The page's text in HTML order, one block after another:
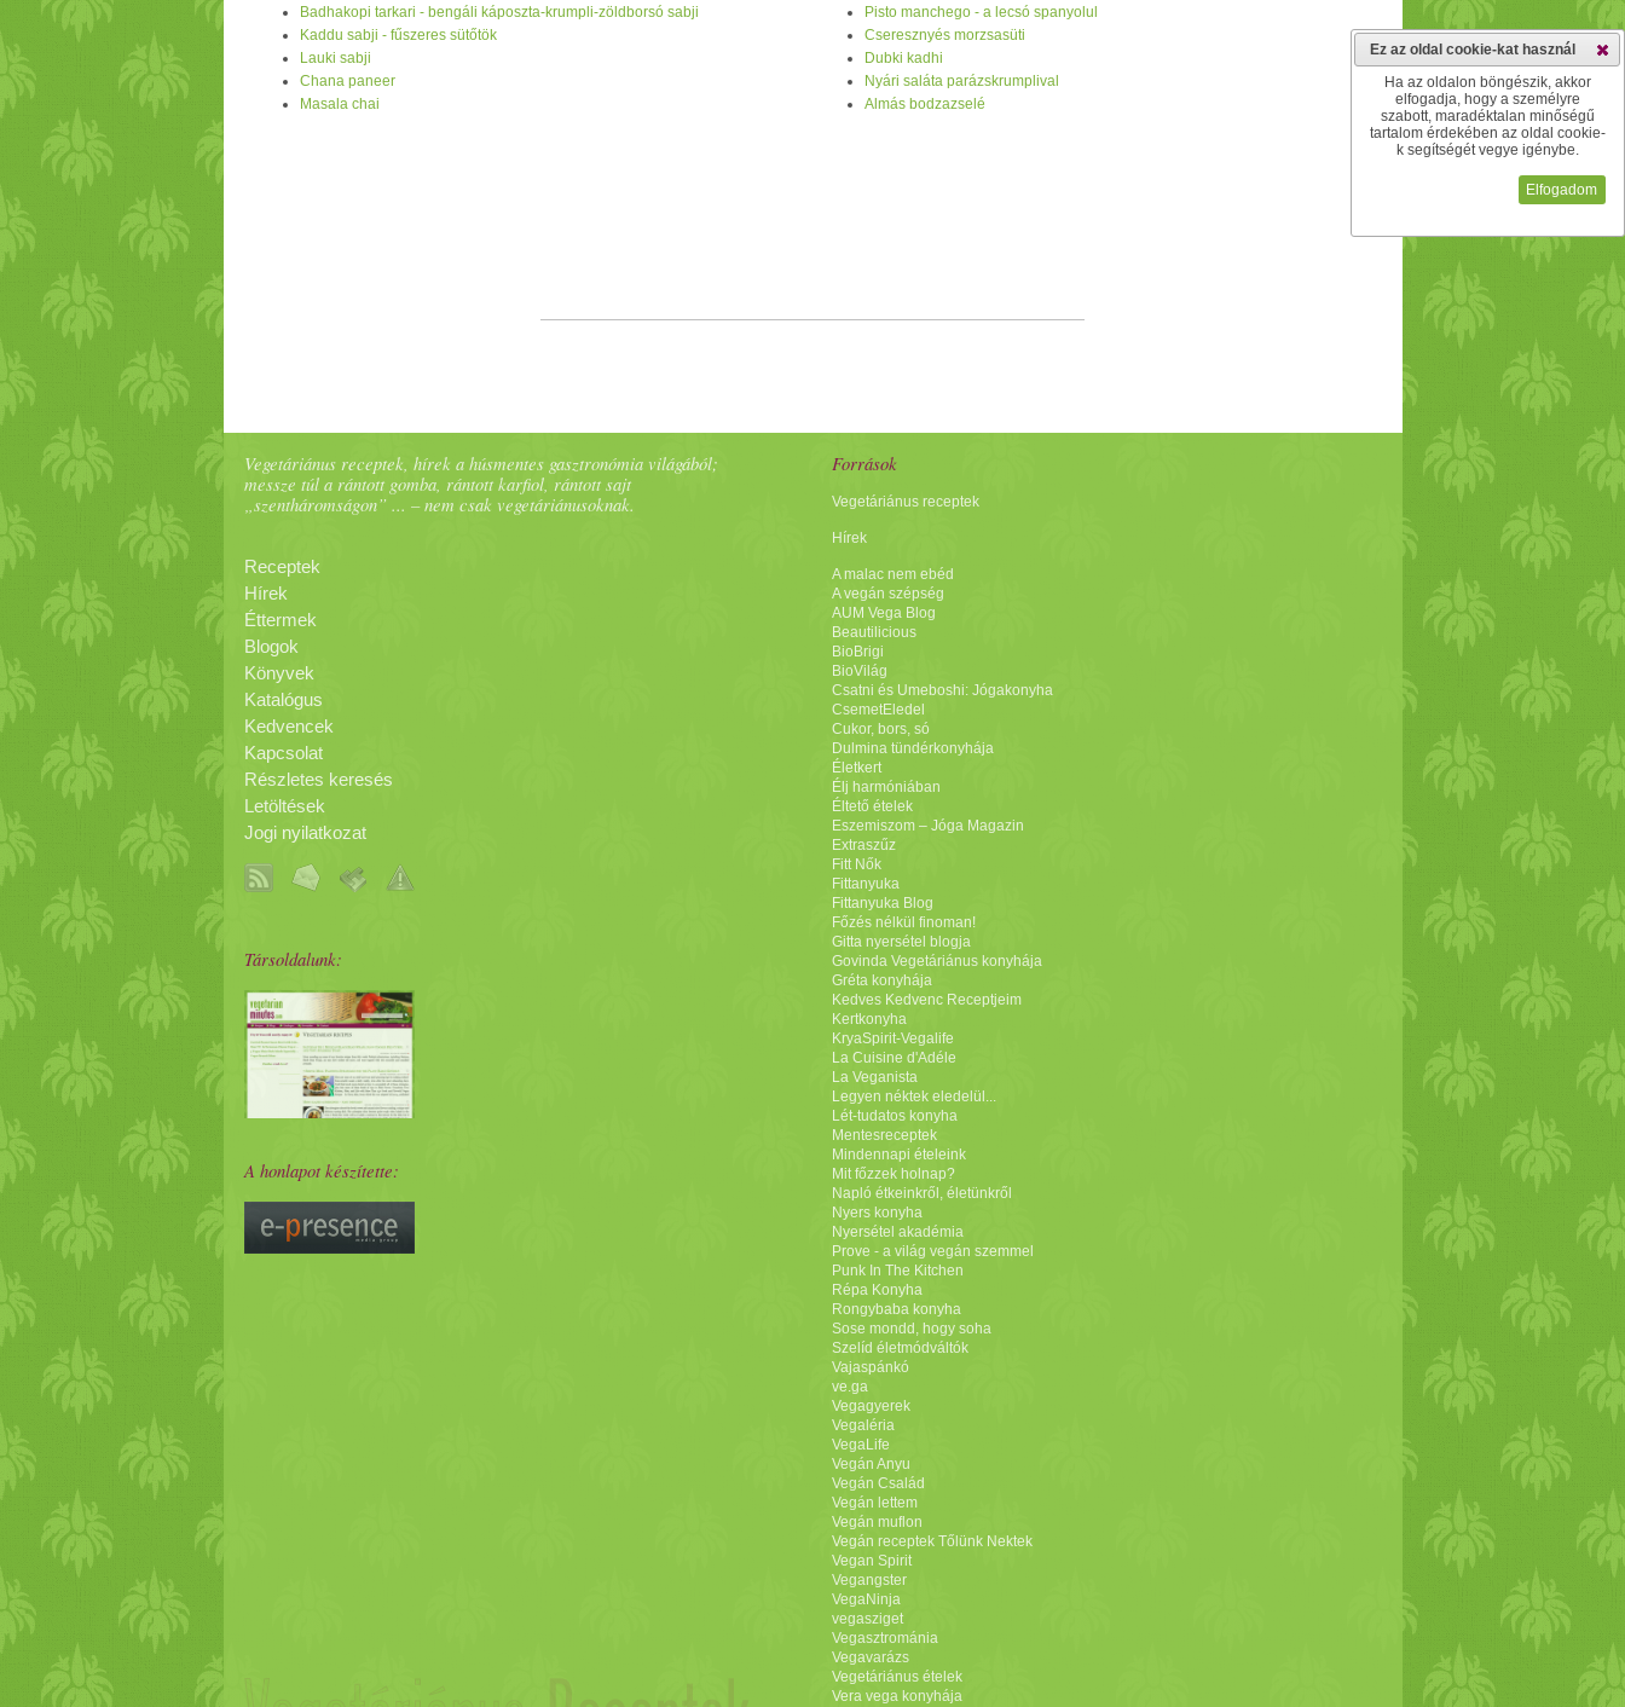
Badhakopi tarkari - bengáli káposzta-krumpli-zöldborsó sabji
Kaddu sabji - fűszeres sütőtök
Lauki sabji
Chana paneer
Masala chai
Pisto manchego - a lecsó spanyolul
Cseresznyés morzsasüti
Dubki kadhi
Nyári saláta parázskrumplival
Almás bodzazselé
Vegetáriánus receptek, hírek a húsmentes gasztronómia világából;
messze túl a rántott gomba, rántott karfiol, rántott sajt
„szentháromságon” ... – nem csak vegetáriánusoknak.
Receptek
Hírek
Éttermek
Blogok
Könyvek
Katalógus
Kedvencek
Kapcsolat
Részletes keresés
Letöltések
Jogi nyilatkozat
Társoldalunk:
A honlapot készítette:
Források
Vegetáriánus receptek
Hírek
A malac nem ebéd
A vegán szépség
AUM Vega Blog
Beautilicious
BioBrigi
BioVilág
Csatni és Umeboshi: Jógakonyha
CsemetEledel
Cukor, bors, só
Dulmina tündérkonyhája
Életkert
Élj harmóniában
Éltető ételek
Eszemiszom – Jóga Magazin
Extraszűz
Fitt Nők
Fittanyuka
Fittanyuka Blog
Főzés nélkül finoman!
Gitta nyersétel blogja
Govinda Vegetáriánus konyhája
Gréta konyhája
Kedves Kedvenc Receptjeim
Kertkonyha
KryaSpirit-Vegalife
La Cuisine d'Adéle
La Veganista
Legyen néktek eledelül...
Lét-tudatos konyha
Mentesreceptek
Mindennapi ételeink
Mit főzzek holnap?
Napló étkeinkről, életünkről
Nyers konyha
Nyersétel akadémia
Prove - a világ vegán szemmel
Punk In The Kitchen
Répa Konyha
Rongybaba konyha
Sose mondd, hogy soha
Szelíd életmódváltók
Vajaspánkó
ve.ga
Vegagyerek
Vegaléria
VegaLife
Vegán Anyu
Vegán Család
Vegán lettem
Vegán muflon
Vegán receptek Tőlünk Nektek
Vegan Spirit
Vegangster
VegaNinja
vegasziget
Vegasztrománia
Vegavarázs
Vegetáriánus ételek
Vera vega konyhája
Ez az oldal cookie-kat használ
Ha az oldalon böngészik, akkor
elfogadja, hogy a személyre
szabott, maradéktalan minőségű
tartalom érdekében az oldal cookie-
k segítségét vegye igénybe.
Elfogadom